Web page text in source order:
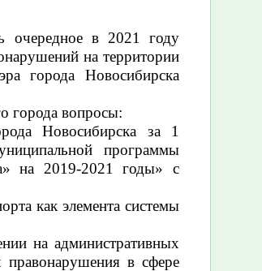
очередное в 2021 году
на территории
города Новосибирска
города вопросы:
Новосибирска за 1
программы
на 2019-2021 годы» с
как элемента системы
на административных
правонарушения в сфере